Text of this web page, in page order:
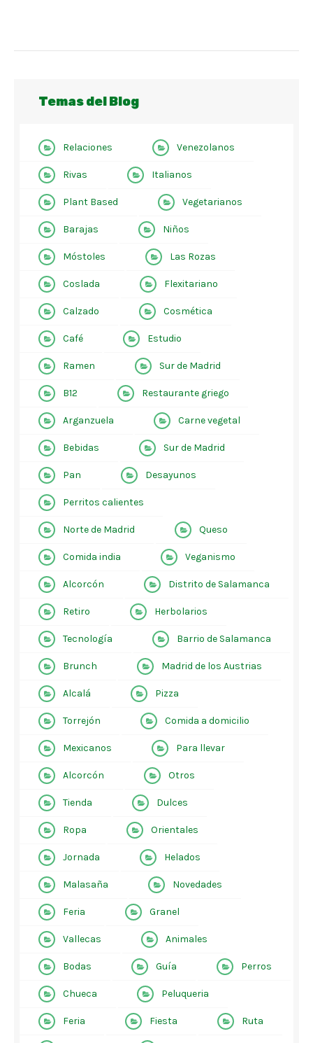
Temas del Blog
Relaciones Venezolanos
Rivas Italianos
Plant Based Vegetarianos
Barajas Niños
Móstoles Las Rozas
Coslada Flexitariano
Calzado Cosmética
Café Estudio
Ramen Sur de Madrid
B12 Restaurante griego
Arganzuela Carne vegetal
Bebidas Sur de Madrid
Pan Desayunos
Perritos calientes
Norte de Madrid Queso
Comida india Veganismo
Alcorcón Distrito de Salamanca
Retiro Herbolarios
Tecnología Barrio de Salamanca
Brunch Madrid de los Austrias
Alcalá Pizza
Torrejón Comida a domicilio
Mexicanos Para llevar
Alcorcón Otros
Tienda Dulces
Ropa Orientales
Jornada Helados
Malasaña Novedades
Feria Granel
Vallecas Animales
Bodas Guía Perros
Chueca Peluqueria
Feria Fiesta Ruta